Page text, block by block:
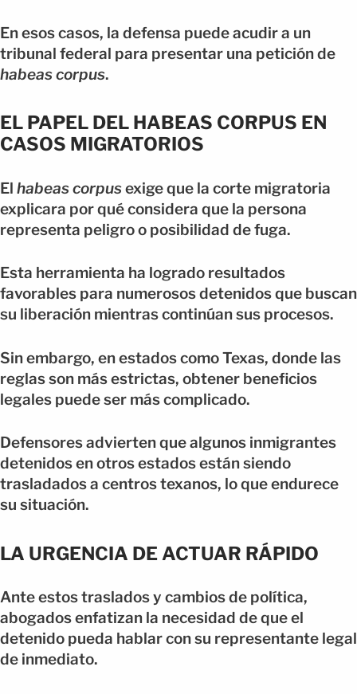
En esos casos, la defensa puede acudir a un
tribunal federal para presentar una petición de
habeas corpus.
EL PAPEL DEL HABEAS CORPUS EN
CASOS MIGRATORIOS
El habeas corpusexige que la corte migratoria
explicara por qué considera que la persona
representa peligro o posibilidad de fuga.
Esta herramienta ha logrado resultados
favorables para numerosos detenidos que buscan
su liberación mientras continúan sus procesos.
Sin embargo, en estados como Texas, donde las
reglas son más estrictas, obtener beneficios
legales puede ser más complicado.
Defensores advierten que algunos inmigrantes
detenidos en otros estados están siendo
trasladados a centros texanos, lo que endurece
su situación.
LA URGENCIA DE ACTUAR RÁPIDO
Ante estos traslados y cambios de política,
abogados enfatizan la necesidad de que el
detenido pueda hablar con su representante legal
de inmediato.